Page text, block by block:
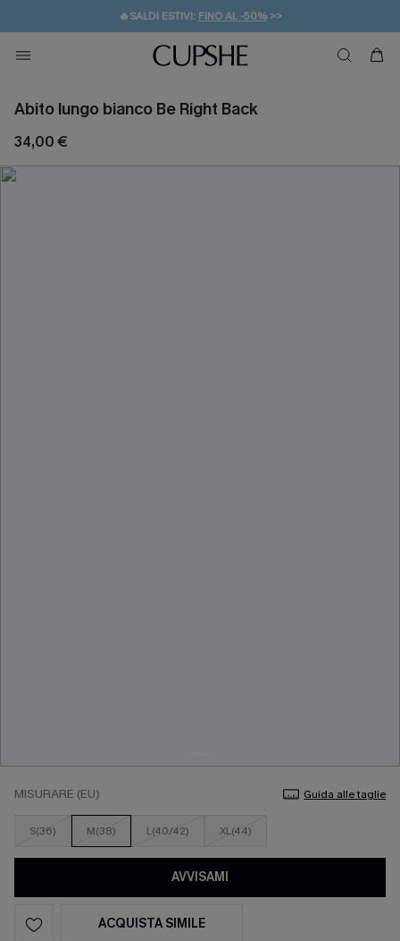
🔥SALDI ESTIVI: FINO AL -50%>>
🚚SPEDIZIONE GRATUITA DA 49€
💌REGALO PER I NUOVI: 20% DI SCONTO*
Abito lungo bianco Be Right Back
34,00 €
MISURARE (EU) Guida alle taglie
S(36) M(38) L(40/42) XL(44)
AVVISAMI
ACQUISTA SIMILE